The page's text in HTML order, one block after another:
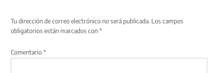
Tu dirección de correo electrónico no será publicada. Los campos
obligatorios están marcados con*
Comentario*